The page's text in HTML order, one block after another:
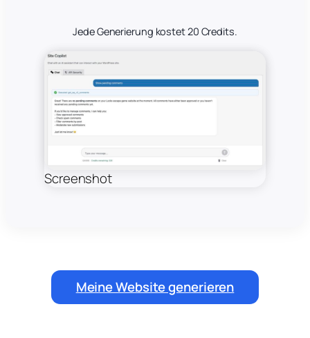
Jede Generierung kostet 20 Credits.
Screenshot
Meine Website generieren